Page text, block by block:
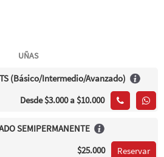
UÑAS
(Básico/Intermedio/Avanzado)
Desde$3.000a $10.000
SEMIPERMANENTE
$25.000
Reservar